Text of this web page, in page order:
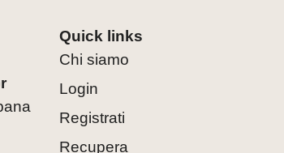
Quick links
Chi siamo
Login
Registrati
Recupera